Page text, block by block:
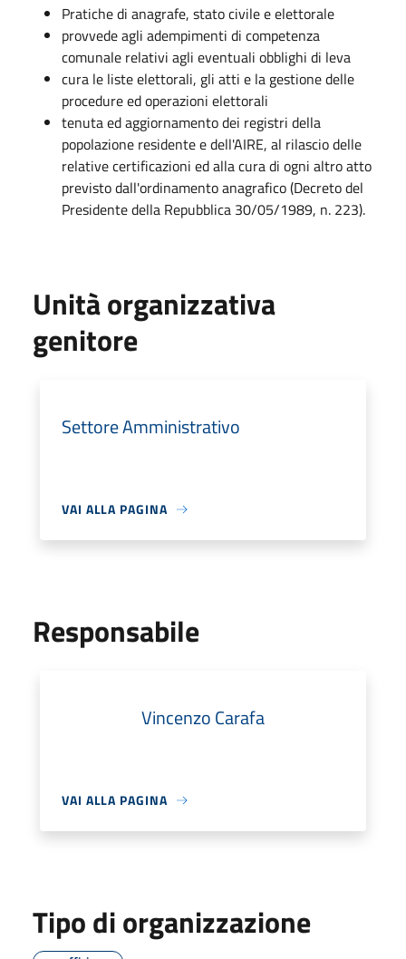
Pratiche di anagrafe, stato civile e elettorale
provvede agli adempimenti di competenza
comunale relativi agli eventuali obblighi di leva
cura le liste elettorali, gli atti e la gestione delle
procedure ed operazioni elettorali
tenuta ed aggiornamento dei registri della
popolazione residente e dell'AIRE, al rilascio delle
relative certificazioni ed alla cura di ogni altro atto
previsto dall'ordinamento anagrafico (Decreto del
Presidente della Repubblica 30/05/1989, n. 223).
Unità organizzativa
genitore
Settore Amministrativo
VAI ALLA PAGINA
Responsabile
Vincenzo Carafa
VAI ALLA PAGINA
Tipo di organizzazione